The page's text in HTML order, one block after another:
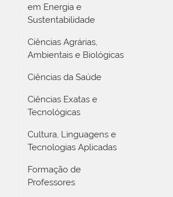
em Energia e
Sustentabilidade
Ciências Agrárias,
Ambientais e Biológicas
Ciências da Saúde
Ciências Exatas e
Tecnológicas
Cultura, Linguagens e
Tecnologias Aplicadas
Formação de
Professores